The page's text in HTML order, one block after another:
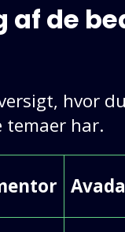
de
hvor
har.
Avada